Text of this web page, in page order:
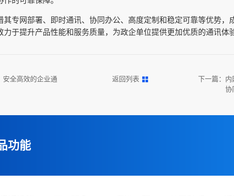
其专网部署、即时通讯、协同办公、高度定制和稳定可靠等优势，
于提升产品性能和服务质量，为政企单位提供更加优质的通讯体
安全高效的企业通
返回列表 下一篇： 内
协
功能